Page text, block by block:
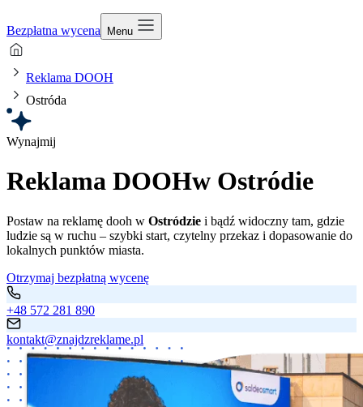
Bezpłatna wycena Menu
Reklama DOOH
Ostróda
Wynajmij
Reklama DOOHw Ostródie
Postaw na reklamę dooh w Ostródzie i bądź widoczny tam, gdzie
ludzie są w ruchu – szybki start, czytelny przekaz i dopasowanie do
lokalnych punktów miasta.
Otrzymaj bezpłatną wycenę
+48 572 281 890
kontakt@znajdzreklame.pl